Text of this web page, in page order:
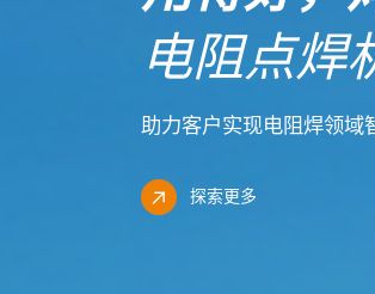
电阻点焊
助力客户实现电阻焊领域
探索更多